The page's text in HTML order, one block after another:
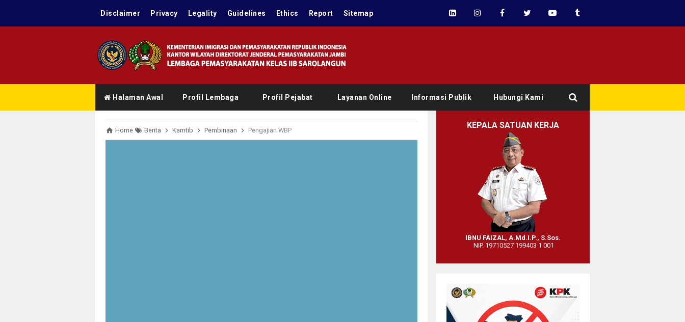
Disclaimer Privacy Legality Guidelines Ethics Report Sitemap
Halaman Awal Profil Lembaga Profil Pejabat Layanan Online Informasi Publik Hubungi Kami
Home Berita Kamtib Pembinaan Pengajian WBP
KEPALA SATUAN KERJA
IBNU FAIZAL, A.Md.I.P., S.Sos.
NIP. 19710527 199403 1 001